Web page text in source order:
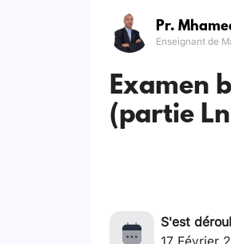
Pr.
Enseignant de
Examen
(partie
S'est